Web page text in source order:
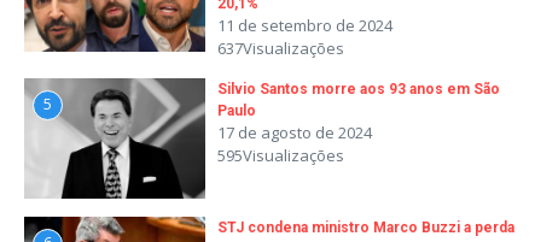
20,1%
11 de setembro de 2024
637Visualizações
5
Silvio Santos morre aos 93 anos em São
Paulo
17 de agosto de 2024
595Visualizações
STJ condena ministro Marco Buzzi a perda